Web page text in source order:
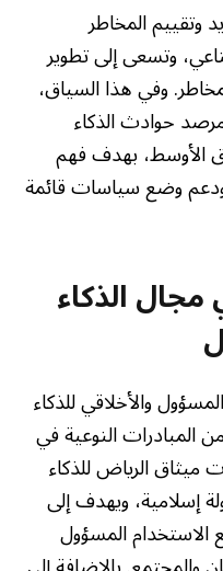
وتقييم المخاطر
وتسعى إلى تطوير
وفي هذا السياق،
حوادث الذكاء
الأوسط، بهدف فهم
وضع سياسات قائمة
الذكاء
والأخلاقي للذكاء
المبادرات النوعية في
ميثاق الرياض للذكاء
الذي اعتمدته 53 دولة إسلامية، ويهدف إلى
الاستخدام المسؤول